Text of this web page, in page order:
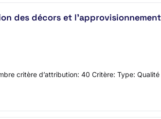
des décors et
critère d’attribution: 40 Critère: Type: